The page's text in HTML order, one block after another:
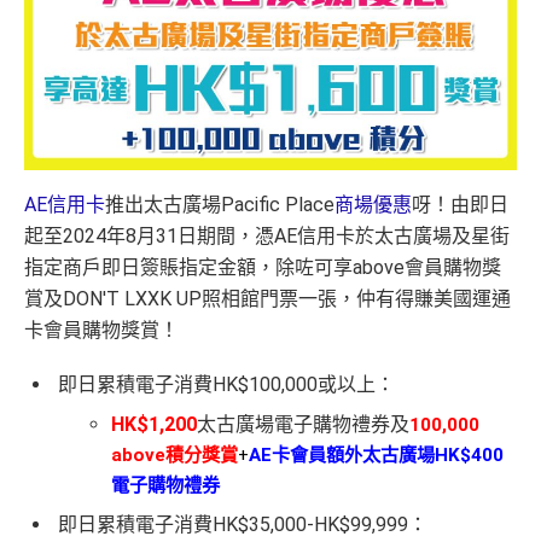
AE信用卡推出太古廣場Pacific Place商場優惠呀！由即日
起至2024年8月31日期間，憑AE信用卡於太古廣場及星街
指定商戶即日簽賬指定金額，除咗可享above會員購物獎
賞及DON'T LXXK UP照相館門票一張，仲有得賺美國運通
卡會員購物獎賞！
即日累積電子消費HK$100,000或以上：
HK$1,200太古廣場電子購物禮券及100,000
above積分獎賞+AE卡會員額外太古廣場HK$400
電子購物禮券
即日累積電子消費HK$35,000-HK$99,999：